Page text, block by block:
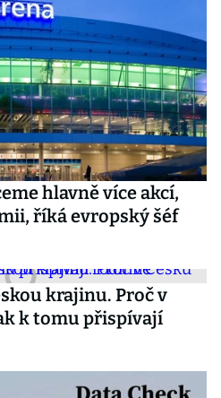
hlavně více akcí,
říká evropský šéf
krajinu. Proč v
k tomu přispívají